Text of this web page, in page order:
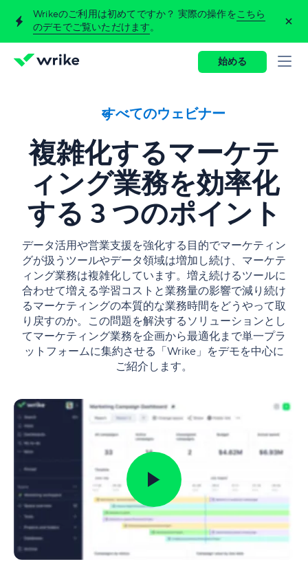
Wrikeのご利用は初めてですか？ 実際の操作をこちら
のデモでご覧いただけます。
始める
すべてのウェビナー
複雑化するマーケテ
ィング業務を効率化
する 3 つのポイント
データ活用や営業支援を強化する目的でマーケティン
グが扱うツールやデータ領域は増加し続け、マーケテ
ィング業務は複雑化しています。増え続けるツールに
合わせて増える学習コストと業務量の影響で減り続け
るマーケティングの本質的な業務時間をどうやって取
り戻すのか。この問題を解決するソリューションとし
てマーケティング業務を企画から最適化まで単一プラ
ットフォームに集約させる「Wrike」をデモを中心に
ご紹介します。